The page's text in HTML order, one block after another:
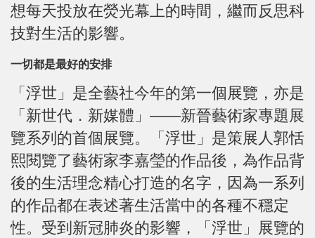
想每天投放在熒光幕上的時間，繼而反思科
技對生活的影響。
一切都是最好的安排
「浮世」是全藝社今年的第一個展覽，亦是
「新世代．新媒體」——新晉藝術家專題展
覽系列的首個展覽。「浮世」是策展人郭恬
熙閱覽了藝術家李嘉瑩的作品後，為作品背
後的生活理念精心打造的名字，因為一系列
的作品都在表述著生活當中的各種不穩定
性。受到新冠肺炎的影響，「浮世」展覽的